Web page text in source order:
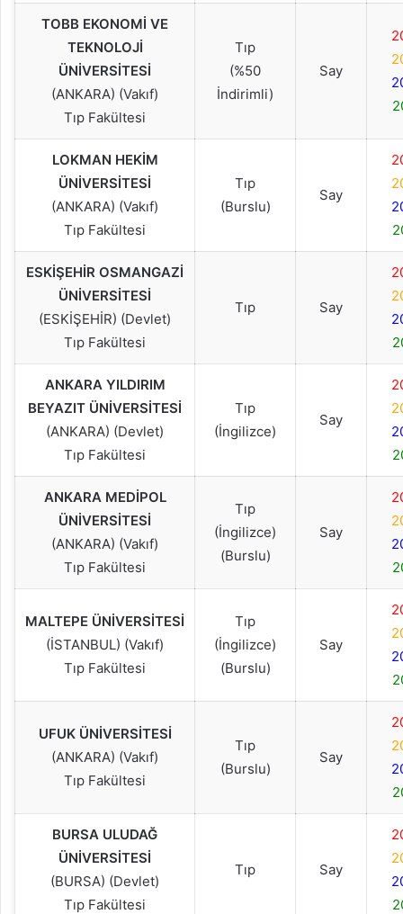
TOBB EKONOMİ VE
TEKNOLOJİ
ÜNİVERSİTESİ
(ANKARA) (Vakıf)
Tıp Fakültesi
Tıp
(%50
İndirimli)
Say
LOKMAN HEKİM
ÜNİVERSİTESİ
(ANKARA) (Vakıf)
Tıp Fakültesi
Tıp
(Burslu)
Say
ESKİŞEHİR OSMANGAZİ
ÜNİVERSİTESİ
(ESKİŞEHİR) (Devlet)
Tıp Fakültesi
Tıp Say
ANKARA YILDIRIM
BEYAZIT ÜNİVERSİTESİ
(ANKARA) (Devlet)
Tıp Fakültesi
Tıp
(İngilizce)
Say
ANKARA MEDİPOL
ÜNİVERSİTESİ
(ANKARA) (Vakıf)
Tıp Fakültesi
Tıp
(İngilizce)
(Burslu)
Say
MALTEPE ÜNİVERSİTESİ
(İSTANBUL) (Vakıf)
Tıp Fakültesi
Tıp
(İngilizce)
(Burslu)
Say
UFUK ÜNİVERSİTESİ
(ANKARA) (Vakıf)
Tıp Fakültesi
Tıp
(Burslu)
Say
BURSA ULUDAĞ
ÜNİVERSİTESİ
(BURSA) (Devlet)
Tıp Fakültesi
Tıp Say